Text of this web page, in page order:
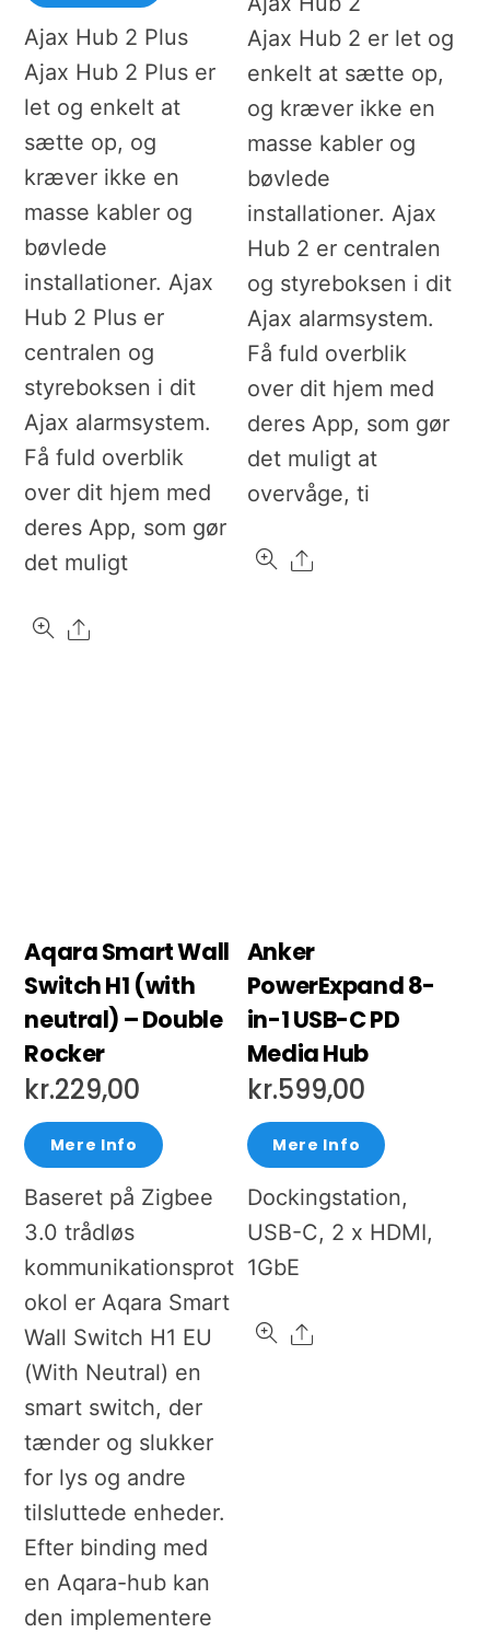
Ajax Hub 2 Plus
Ajax Hub 2 Plus er
let og enkelt at
sætte op, og
kræver ikke en
masse kabler og
bøvlede
installationer. Ajax
Hub 2 Plus er
centralen og
styreboksen i dit
Ajax alarmsystem.
Få fuld overblik
over dit hjem med
deres App, som gør
det muligt
Share
Ajax Hub 2 er let og
enkelt at sætte op,
og kræver ikke en
masse kabler og
bøvlede
installationer. Ajax
Hub 2 er centralen
og styreboksen i dit
Ajax alarmsystem.
Få fuld overblik
over dit hjem med
deres App, som gør
det muligt at
overvåge, ti
Share
Aqara Smart Wall
Switch H1 (with
neutral) – Double
Rocker
kr.229,00
Mere Info
Baseret på Zigbee
3.0 trådløs
kommunikationsprot
okol er Aqara Smart
Wall Switch H1 EU
(With Neutral) en
smart switch, der
tænder og slukker
for lys og andre
tilsluttede enheder.
Efter binding med
en Aqara-hub kan
den implementere
Anker
PowerExpand 8-
in-1 USB-C PD
Media Hub
kr.599,00
Mere Info
Dockingstation,
USB-C, 2 x HDMI,
1GbE
Share